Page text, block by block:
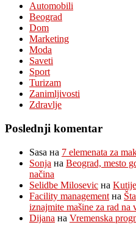
Automobili
Beograd
Dom
Marketing
Moda
Saveti
Sport
Turizam
Zanimljivosti
Zdravlje
Poslednji komentar
Sasa на 7 elemenata za
Sonja на Beograd, mesto
načina
Selidbe Milosevic на
Facility management на
iznajmite mašine za rad na
Dijana на Vremenska